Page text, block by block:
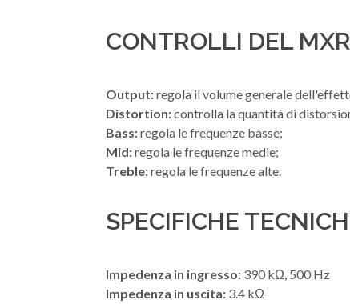
CONTROLLI DEL
Output:regola il volume generale
Distortion:controlla la quantità di
Bass:regola le frequenze basse;
Mid:regola le frequenze medie;
Treble:regola le frequenze alte.
SPECIFICHE
Impedenza in ingresso: 390 kΩ, 500 Hz
Impedenza in uscita: 3.4 kΩ